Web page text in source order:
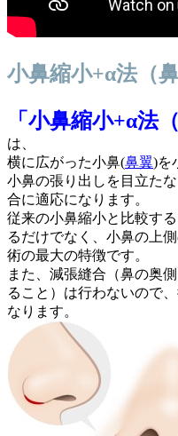
小鼻縮小+α法（
「小鼻縮小+α法
は、
横に広がった小鼻(鼻翼)を
小鼻の張り出しを目立た
合に適応になります。
従来の小鼻縮小と比較す
るだけでなく、小鼻の上
術の最大の特徴です。
また、減張縫合（鼻の奥
ること）は行わないので
なります。